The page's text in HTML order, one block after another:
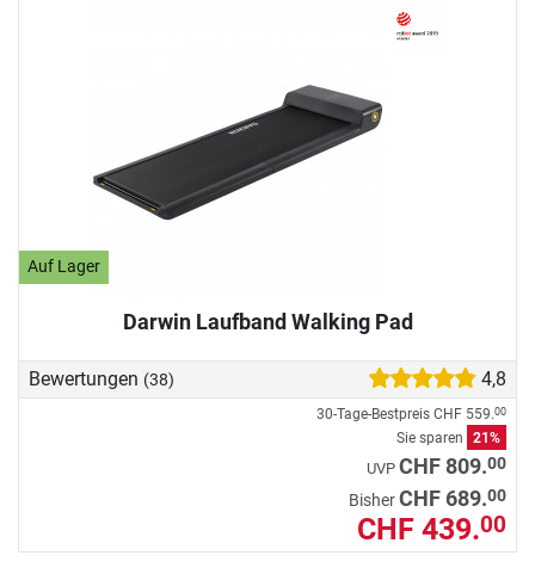
Welche Unterschiede es gibt und worauf Sie beim Kauf
achten sollten, erfahren Sie in unserer Kaufberatung.
Auf Lager
Darwin Laufband Walking Pad
Bewertungen (38) 4,8
30-Tage-Bestpreis CHF 559.00
Sie sparen 21%
UVP CHF 809.00
BisherCHF 689.00
CHF 439.00